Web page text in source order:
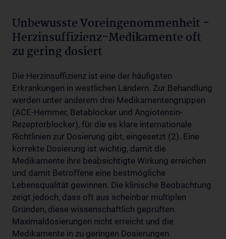
Unbewusste Voreingenommenheit -
Herzinsuffizienz-Medikamente oft
zu gering dosiert
Die Herzinsuffizienz ist eine der häufigsten
Erkrankungen in westlichen Ländern. Zur Behandlung
werden unter anderem drei Medikamentengruppen
(ACE-Hemmer, Betablocker und Angiotensin-
Rezeptorblocker), für die es klare internationale
Richtlinien zur Dosierung gibt, eingesetzt (2). Eine
korrekte Dosierung ist wichtig, damit die
Medikamente ihre beabsichtigte Wirkung erreichen
und damit Betroffene eine bestmögliche
Lebensqualität gewinnen. Die klinische Beobachtung
zeigt jedoch, dass oft aus scheinbar multiplen
Gründen, diese wissenschaftlich geprüften
Maximaldosierungen nicht erreicht und die
Medikamente in zu geringen Dosierungen